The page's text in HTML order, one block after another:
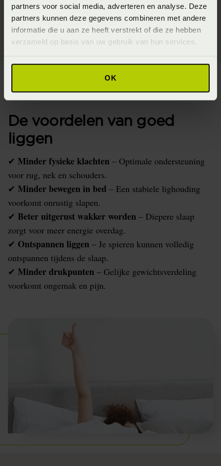
partners voor social media, adverteren en analyse. Deze
partners kunnen deze gegevens combineren met andere
informatie die u aan ze heeft verstrekt of die ze hebben
verzameld op basis van uw gebruik van hun services.
OK
lighouding en tips hoe je deze zou kunnen verbeteren.
Lees hier meer over de SlaapSelfie.
De voordelen van goed
liggen
✔ Minder fysieke klachten – Optimale ondersteuning
voor rug, nek en schouders.
✔ Minder bewegen in bed – Een stabiele lighouding
voorkomt onrustig slapen.
✔ Beter uitgerust wakker worden – Diepere slaap
zorgt voor meer energie overdag.
✔ Ontspannen liggen – Je spieren kunnen volledig
ontspannen tijdens de slaap.
✔ Minder drukpunten – Gelijke gewichtsverdeling
voorkomt ongemak en pijn.